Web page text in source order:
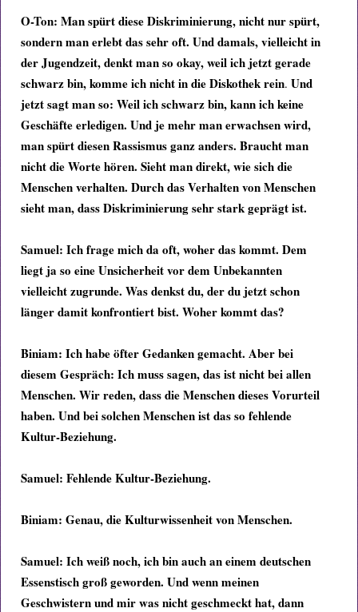
O-Ton: Man spürt diese Diskriminierung, nicht nur spürt,
sondern man erlebt das sehr oft. Und damals, vielleicht in
der Jugendzeit, denkt man so okay, weil ich jetzt gerade
schwarz bin, komme ich nicht in die Diskothek rein. Und
jetzt sagt man so: Weil ich schwarz bin, kann ich keine
Geschäfte erledigen. Und je mehr man erwachsen wird,
man spürt diesen Rassismus ganz anders. Braucht man
nicht die Worte hören. Sieht man direkt, wie sich die
Menschen verhalten. Durch das Verhalten von Menschen
sieht man, dass Diskriminierung sehr stark geprägt ist.
Samuel: Ich frage mich da oft, woher das kommt. Dem
liegt ja so eine Unsicherheit vor dem Unbekannten
vielleicht zugrunde. Was denkst du, der du jetzt schon
länger damit konfrontiert bist. Woher kommt das?
Biniam: Ich habe öfter Gedanken gemacht. Aber bei
diesem Gespräch: Ich muss sagen, das ist nicht bei allen
Menschen. Wir reden, dass die Menschen dieses Vorurteil
haben. Und bei solchen Menschen ist das so fehlende
Kultur-Beziehung.
Samuel: Fehlende Kultur-Beziehung.
Biniam: Genau, die Kulturwissenheit von Menschen.
Samuel: Ich weiß noch, ich bin auch an einem deutschen
Essenstisch groß geworden. Und wenn meinen
Geschwistern und mir was nicht geschmeckt hat, dann